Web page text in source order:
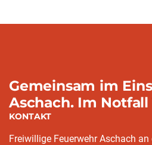
Gemeinsam im
Aschach. Im Notfall
KONTAKT
Freiwillige Feuerwehr Aschach an